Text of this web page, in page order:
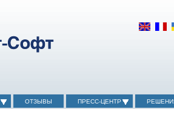
ОТЗЫВЫ ПРЕСС-ЦЕНТР